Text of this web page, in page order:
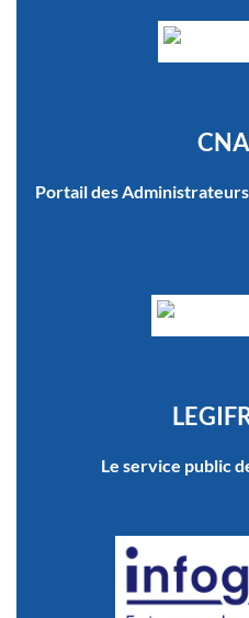
Portail des
Le service public